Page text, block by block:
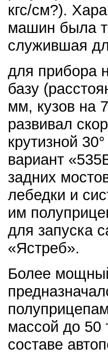
кгс/см?).
машин была
служившая
для прибора
базу
мм, кузов на
развивал
крутизной
вариант
задних
лебедки и
им
для запуска
«Ястреб».
Более
массой до 50
составе